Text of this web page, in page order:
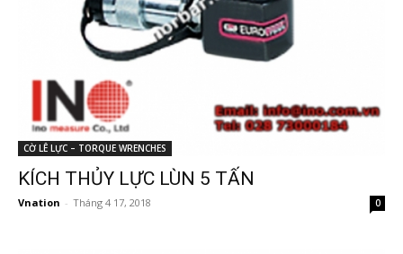
CỜ LÊ LỰC – TORQUE WRENCHES
KÍCH THỦY LỰC LÙN 5 TẤN
Vnation - Tháng 4 17, 2018 0